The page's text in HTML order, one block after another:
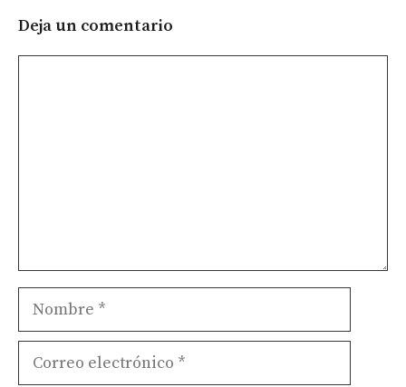
Deja un comentario
Nombre
Correo